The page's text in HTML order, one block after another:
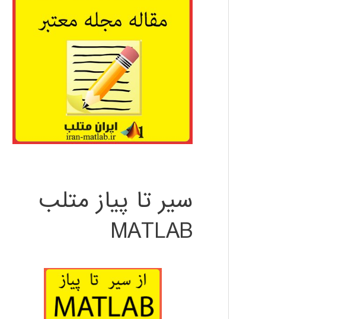
سیر تا پیاز متلب
MATLAB